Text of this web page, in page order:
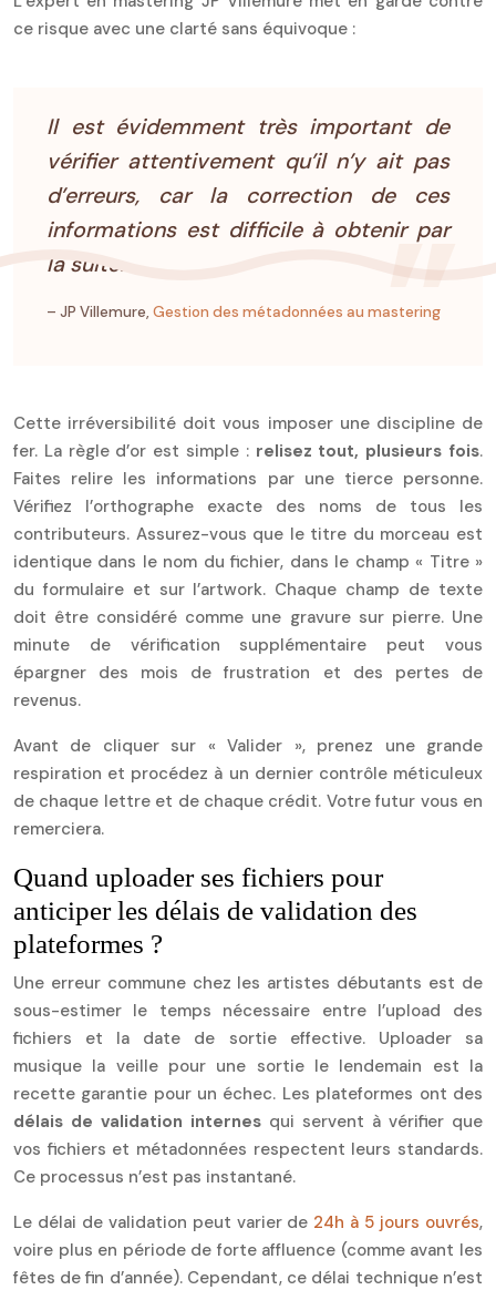
ce risque avec une clarté sans équivoque :
Il est évidemment très important de
vérifier attentivement qu’il n’y ait pas
d’erreurs, car la correction de ces
informations est difficile à obtenir par
la suite.
– JP Villemure, Gestion des métadonnées au mastering
Cette irréversibilité doit vous imposer une discipline de
fer. La règle d’or est simple : relisez tout, plusieurs fois.
Faites relire les informations par une tierce personne.
Vérifiez l’orthographe exacte des noms de tous les
contributeurs. Assurez-vous que le titre du morceau est
identique dans le nom du fichier, dans le champ « Titre »
du formulaire et sur l’artwork. Chaque champ de texte
doit être considéré comme une gravure sur pierre. Une
minute de vérification supplémentaire peut vous
épargner des mois de frustration et des pertes de
revenus.
Avant de cliquer sur « Valider », prenez une grande
respiration et procédez à un dernier contrôle méticuleux
de chaque lettre et de chaque crédit. Votre futur vous en
remerciera.
Quand uploader ses fichiers pour
anticiper les délais de validation des
plateformes ?
Une erreur commune chez les artistes débutants est de
sous-estimer le temps nécessaire entre l’upload des
fichiers et la date de sortie effective. Uploader sa
musique la veille pour une sortie le lendemain est la
recette garantie pour un échec. Les plateformes ont des
délais de validation internes qui servent à vérifier que
vos fichiers et métadonnées respectent leurs standards.
Ce processus n’est pas instantané.
Le délai de validation peut varier de 24h à 5 jours ouvrés,
voire plus en période de forte affluence (comme avant les
fêtes de fin d’année). Cependant, ce délai technique n’est